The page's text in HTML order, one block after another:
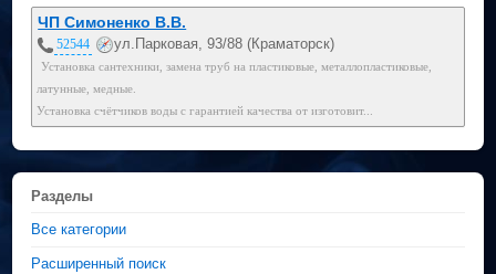
ЧП Симоненко В.В.
52544 ул.Парковая, 93/88 (Краматорск)
Установка сантехники, замена труб на пластиковые, металлопластиковые,
латунные, медные.
Установка счётчиков воды с гарантией качества от изготовит...
Разделы
Все категории
Расширенный поиск